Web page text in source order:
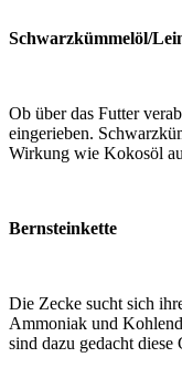
Schwarzkümmelöl/
Ob über das Futter
eingerieben.
Wirkung wie Kokosöl
Bernsteinkette
Die Zecke sucht sich
Ammoniak und
sind dazu gedacht diese